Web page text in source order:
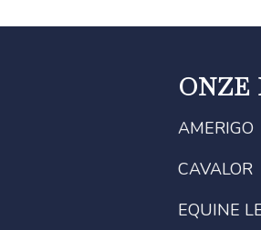
ONZE
AMERIGO
CAVALOR
EQUINE